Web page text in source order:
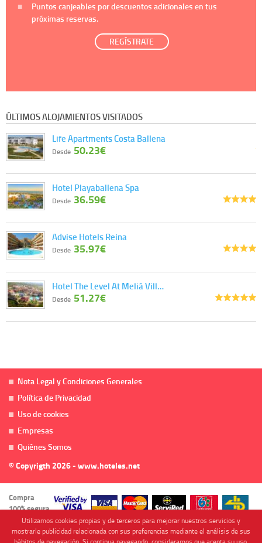
Puntos canjeables por descuentos adicionales en tus
próximas reservas.
REGÍSTRATE
ÚLTIMOS ALOJAMIENTOS VISITADOS
Life Apartments Costa Ballena
Desde 50.23€
Hotel Playaballena Spa
Desde 36.59€
Advise Hotels Reina
Desde 35.97€
Hotel The Level At Meliá Vill…
Desde 51.27€
Nota Legal y Condiciones Generales
Política de Privacidad
Uso de cookies
Empresas
Quiénes Somos
© Copyrigth 2026 - www.hoteles.net
Compra
100% segura
Utilizamos cookies propias y de terceros para mejorar nuestros servicios y
mostrarle publicidad relacionada con sus preferencias mediante el análisis de sus